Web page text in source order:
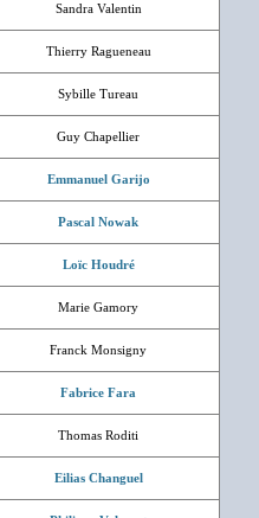
Sandra Valentin
Thierry Ragueneau
Sybille Tureau
Guy Chapellier
Emmanuel Garijo
Pascal Nowak
Loïc Houdré
Marie Gamory
Franck Monsigny
Fabrice Fara
Thomas Roditi
Eilias Changuel